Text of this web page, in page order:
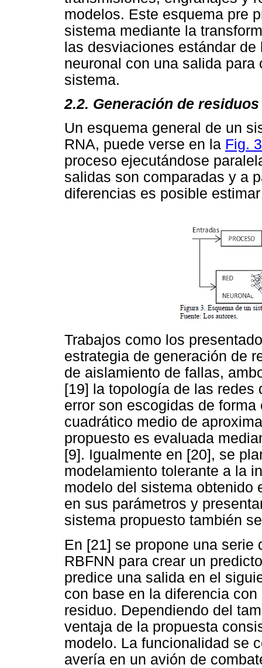
modelos. Este esquema pre
sistema mediante la
las desviaciones estándar
neuronal con una salida
sistema.
2.2. Generación de residuos
Un esquema general de un
RNA, puede verse en la Fig. 3
proceso ejecutándose
salidas son comparadas y a
diferencias es posible
Trabajos como los
estrategia de generación de
de aislamiento de fallas,
[19] la topología de las
error son escogidas de
cuadrático medio de
propuesto es evaluada
[9]. Igualmente en [20], se
modelamiento tolerante a la
modelo del sistema obtenido
en sus parámetros y
sistema propuesto también
En [21] se propone una serie
RBFNN para crear un
predice una salida en el
con base en la diferencia
residuo. Dependiendo del
ventaja de la propuesta
modelo. La funcionalidad se
avería en un avión de